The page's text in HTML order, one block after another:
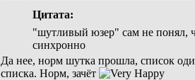
Цитата:
"шутливый юзер" сам не понял,
синхронно
Да нее, норм шутка прошла, список
списка. Норм, зачёт